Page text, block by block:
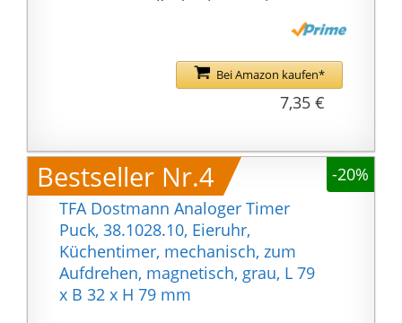
quadratischem Design
für köstlicheres Essen
zu meistern.
Bei Amazon kaufen*
7,35 €
Bestseller Nr.4
-20%
TFA Dostmann Analoger Timer
Puck, 38.1028.10, Eieruhr,
Küchentimer, mechanisch, zum
Aufdrehen, magnetisch, grau, L 79
x B 32 x H 79 mm